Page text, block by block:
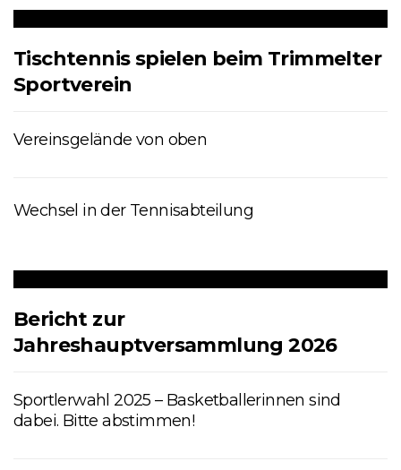
Tischtennis spielen beim Trimmelter
Sportverein
Vereinsgelände von oben
Wechsel in der Tennisabteilung
Bericht zur
Jahreshauptversammlung 2026
Sportlerwahl 2025 – Basketballerinnen sind
dabei. Bitte abstimmen!